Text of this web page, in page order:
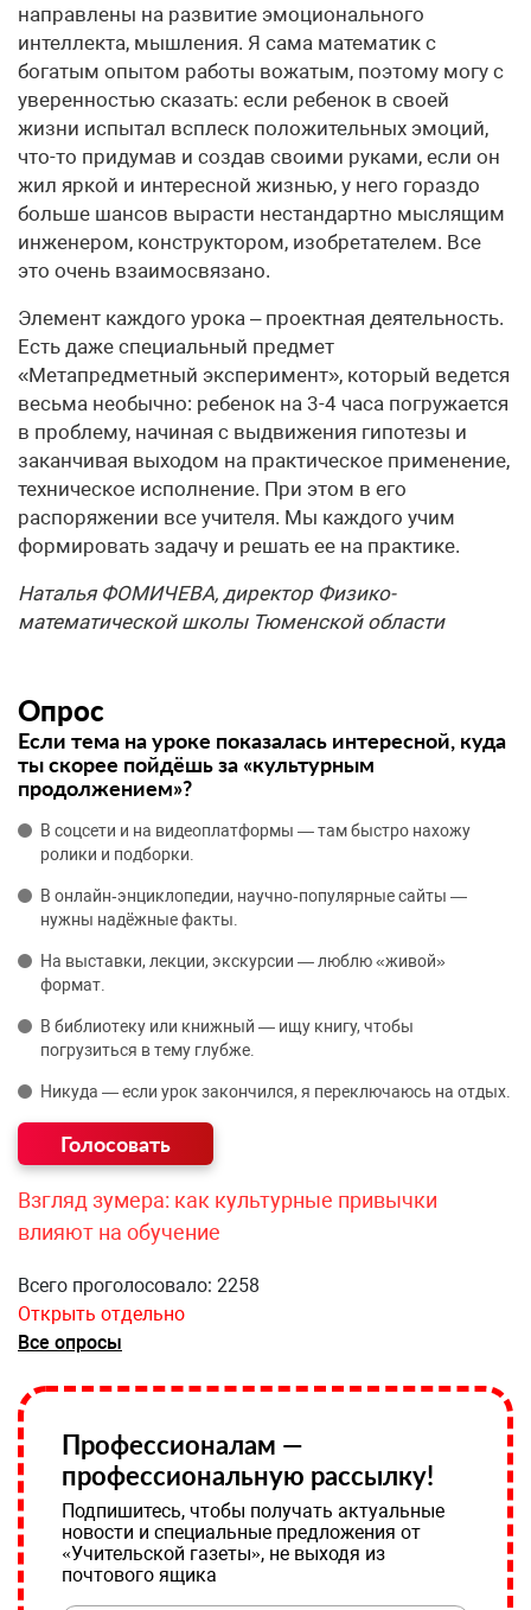
направлены на развитие эмоционального
интеллекта, мышления. Я сама математик с
богатым опытом работы вожатым, поэтому могу с
уверенностью сказать: если ребенок в своей
жизни испытал всплеск положительных эмоций,
что-то придумав и создав своими руками, если он
жил яркой и интересной жизнью, у него гораздо
больше шансов вырасти нестандартно мыслящим
инженером, конструктором, изобретателем. Все
это очень взаимосвязано.
Элемент каждого урока – проектная деятельность.
Есть даже специальный предмет
«Метапредметный эксперимент», который ведется
весьма необычно: ребенок на 3-4 часа погружается
в проблему, начиная с выдвижения гипотезы и
заканчивая выходом на практическое применение,
техническое исполнение. При этом в его
распоряжении все учителя. Мы каждого учим
формировать задачу и решать ее на практике.
Наталья ФОМИЧЕВА, директор Физико-
математической школы Тюменской области
Опрос
Если тема на уроке показалась интересной, куда
ты скорее пойдёшь за «культурным
продолжением»?
В соцсети и на видеоплатформы — там быстро нахожу
ролики и подборки.
В онлайн‑энциклопедии, научно‑популярные сайты —
нужны надёжные факты.
На выставки, лекции, экскурсии — люблю «живой»
формат.
В библиотеку или книжный — ищу книгу, чтобы
погрузиться в тему глубже.
Никуда — если урок закончился, я переключаюсь на отдых.
Взгляд зумера: как культурные привычки
влияют на обучение
Всего проголосовало: 2258
Открыть отдельно
Все опросы
Профессионалам —
профессиональную рассылку!
Подпишитесь, чтобы получать актуальные
новости и специальные предложения от
«Учительской газеты», не выходя из
почтового ящика